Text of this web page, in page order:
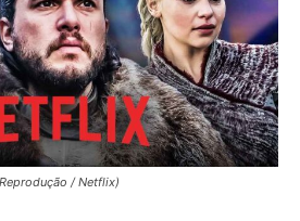
/ Netflix)